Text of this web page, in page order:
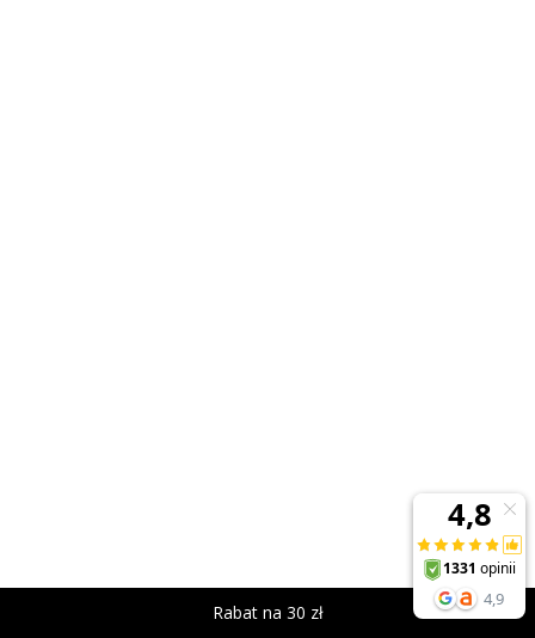
Rabat na 30 zł